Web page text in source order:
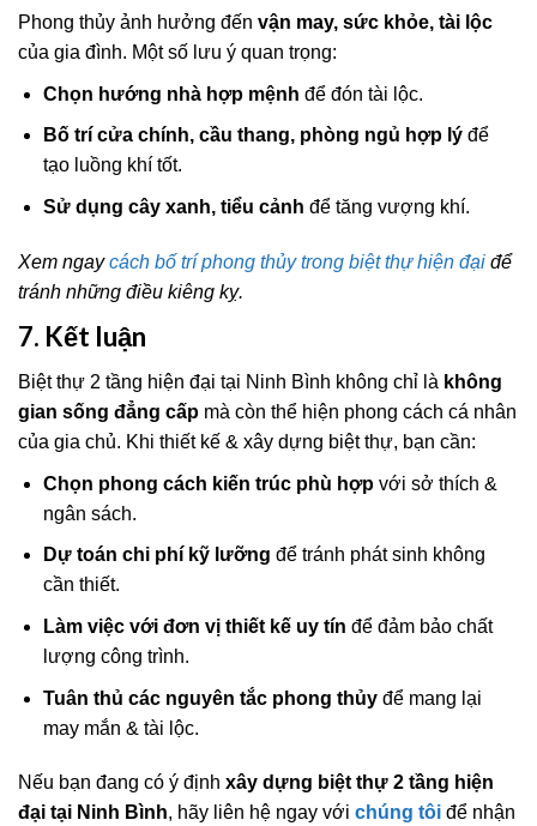
Phong thủy ảnh hưởng đến vận may, sức khỏe, tài lộc
của gia đình. Một số lưu ý quan trọng:
Chọn hướng nhà hợp mệnh để đón tài lộc.
Bố trí cửa chính, cầu thang, phòng ngủ hợp lýđể
tạo luồng khí tốt.
Sử dụng cây xanh, tiểu cảnh để tăng vượng khí.
Xem ngaycách bố trí phong thủy trong biệt thự hiện đại để
tránh những điều kiêng kỵ.
7. Kết luận
Biệt thự 2 tầng hiện đại tại Ninh Bình không chỉ là không
gian sống đẳng cấp mà còn thể hiện phong cách cá nhân
của gia chủ. Khi thiết kế & xây dựng biệt thự, bạn cần:
Chọn phong cách kiến trúc phù hợpvới sở thích &
ngân sách.
Dự toán chi phí kỹ lưỡng để tránh phát sinh không
cần thiết.
Làm việc với đơn vị thiết kế uy tín để đảm bảo chất
lượng công trình.
Tuân thủ các nguyên tắc phong thủyđể mang lại
may mắn & tài lộc.
Nếu bạn đang có ý định xây dựng biệt thự 2 tầng hiện
đại tại Ninh Bình, hãy liên hệ ngay với chúng tôi để nhận